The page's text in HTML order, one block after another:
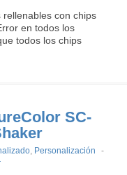
con chips
en todos los
todos los chips
SC-
, Personalización
-